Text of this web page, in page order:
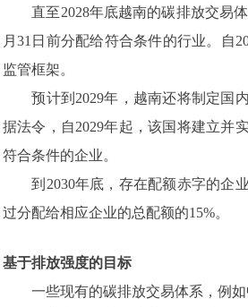
直至2028年底越南的碳排放交易体
月31日前分配给符合条件的行业。自
监管框架。
预计到2029年，越南还将制定国内
据法令，自2029年起，该国将建立并
符合条件的企业。
到2030年底，存在配额赤字的企业
过分配给相应企业的总配额的15%。
基于排放强度的目标
一些现有的碳排放交易体系，例如